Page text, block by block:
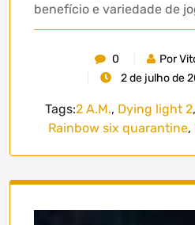
benefício e variedade de
0
Por
2 de julho de
Tags:2 A.M., Dying light 2,
Rainbow six quarantine,